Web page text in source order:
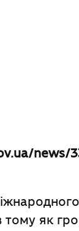
news/
як